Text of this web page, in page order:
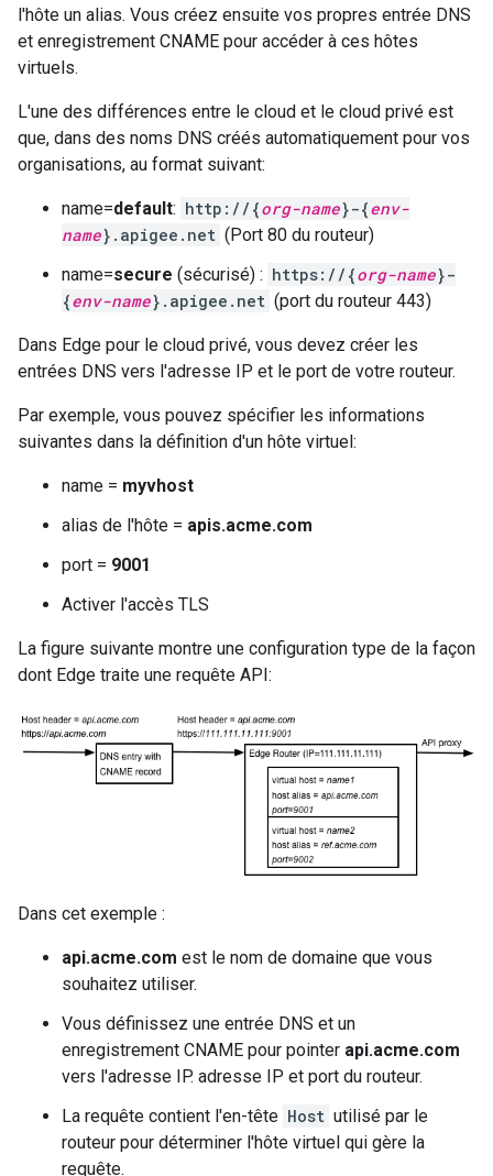
l'hôte un alias. Vous créez ensuite vos propres entrée DNS
et enregistrement CNAME pour accéder à ces hôtes
virtuels.
L'une des différences entre le cloud et le cloud privé est
que, dans des noms DNS créés automatiquement pour vos
organisations, au format suivant:
name=default: http://{org-name}-{env-
name}.apigee.net (Port 80 du routeur)
name=secure (sécurisé) : https://{org-name}-
{env-name}.apigee.net (port du routeur 443)
Dans Edge pour le cloud privé, vous devez créer les
entrées DNS vers l'adresse IP et le port de votre routeur.
Par exemple, vous pouvez spécifier les informations
suivantes dans la définition d'un hôte virtuel:
name = myvhost
alias de l'hôte = apis.acme.com
port = 9001
Activer l'accès TLS
La figure suivante montre une configuration type de la façon
dont Edge traite une requête API:
Dans cet exemple :
api.acme.com est le nom de domaine que vous
souhaitez utiliser.
Vous définissez une entrée DNS et un
enregistrement CNAME pour pointer api.acme.com
vers l'adresse IP. adresse IP et port du routeur.
La requête contient l'en-tête Host utilisé par le
routeur pour déterminer l'hôte virtuel qui gère la
requête.